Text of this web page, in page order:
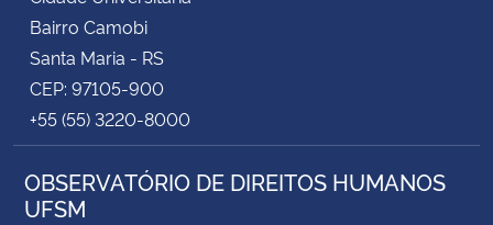
Bairro Camobi
Santa Maria - RS
CEP: 97105-900
+55 (55) 3220-8000
OBSERVATÓRIO DE DIREITOS HUMANOS
UFSM